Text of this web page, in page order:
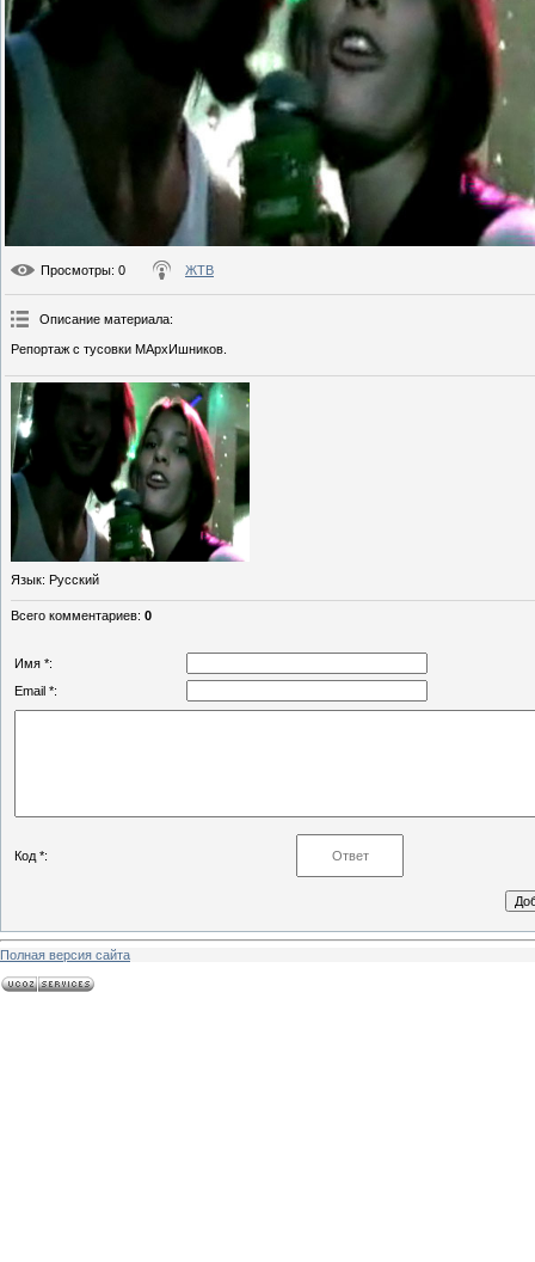
Просмотры: 0 ЖТВ
Описание материала:
Репортаж с тусовки МАрхИшников.
Язык: Русский
Всего комментариев: 0
Имя *:
Email *:
Код *:
Полная версия сайта